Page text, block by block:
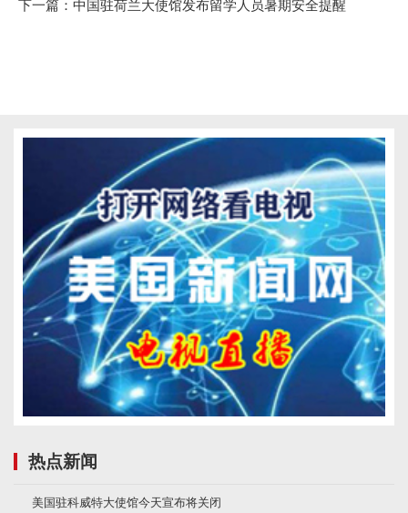
下一篇： 中国驻荷兰大使馆发布留学人员暑期安全提醒
热点新闻
美国驻科威特大使馆今天宣布将关闭